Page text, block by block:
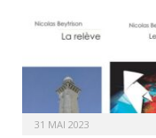
31 MAI 2023